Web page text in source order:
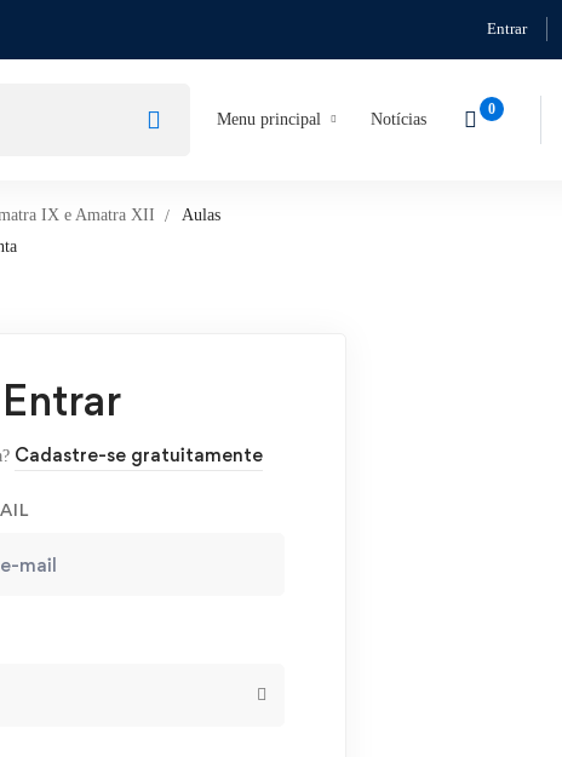
Entrar
Menu principal Notícias
IX e Amatra XII
Aulas
Entrar
Cadastre-se gratuitamente